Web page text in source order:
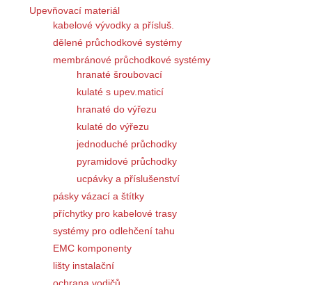
Upevňovací materiál
kabelové vývodky a přísluš.
dělené průchodkové systémy
membránové průchodkové systémy
hranaté šroubovací
kulaté s upev.maticí
hranaté do výřezu
kulaté do výřezu
jednoduché průchodky
pyramidové průchodky
ucpávky a příslušenství
pásky vázací a štítky
příchytky pro kabelové trasy
systémy pro odlehčení tahu
EMC komponenty
lišty instalační
ochrana vodičů